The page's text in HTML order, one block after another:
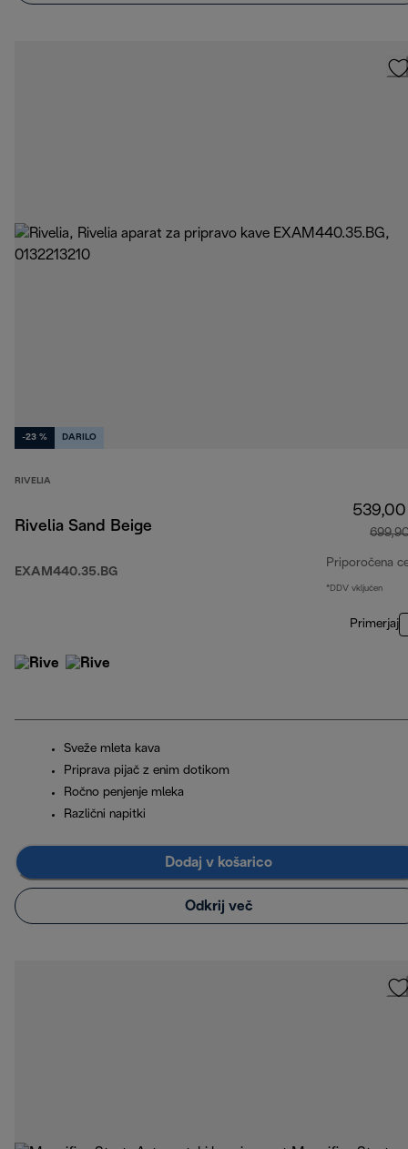
-23 % DARILO
RIVELIA
Rivelia Sand Beige
EXAM440.35.BG
Priporočena
*DDV vključen
Primerjaj
Sveže mleta kava
Priprava pijač z enim dotikom
Ročno penjenje mleka
Različni napitki
Dodaj v košarico
Odkrij več